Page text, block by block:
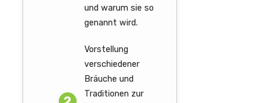
und warum sie so
genannt wird.
Vorstellung
verschiedener
Bräuche und
Traditionen zur